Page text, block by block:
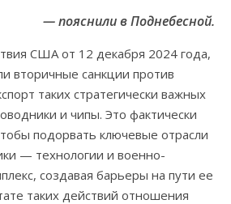
— пояснили в Поднебесной.
США от 12 декабря 2024 года,
вторичные санкции против
таких стратегически важных
и чипы. Это фактически
подорвать ключевые отрасли
— технологии и военно-
создавая барьеры на пути ее
таких действий отношения